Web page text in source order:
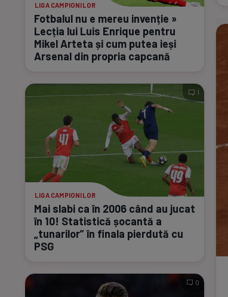
LIGA CAMPIONILOR
Fotbalul nu e mereu invenție »
Lecția lui Luis Enrique pentru
Mikel Arteta și cum putea ieși
Arsenal din propria capcană
LIGA CAMPIONILOR
Mai slabi ca în 2006 când au jucat
în 10! Statistică șocantă a
„tunarilor” în finala pierdută cu
PSG
1
0